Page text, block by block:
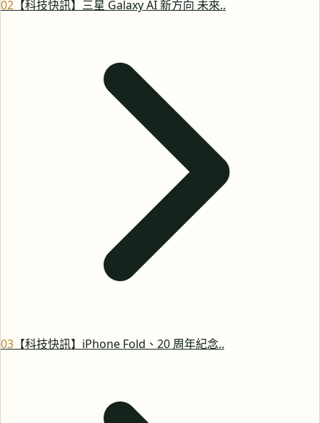
02 【科技快訊】三星 Galaxy AI 新方向 未來..
03 【科技快訊】iPhone Fold、20 周年紀念..